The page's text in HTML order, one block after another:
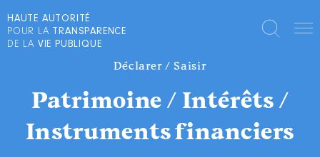
HAUTE AUTORITÉ
POUR LA TRANSPARENCE
DE LA VIE PUBLIQUE
Déclarer / Saisir
Patrimoine / Intérêts /
Instruments financiers